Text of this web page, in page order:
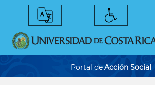
Portal de Acción Social